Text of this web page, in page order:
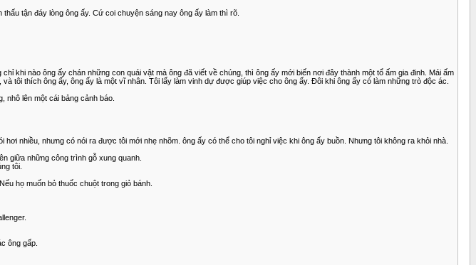
tận đáy lòng ông ấy. Cứ coi chuyện sáng nay ông ấy làm thì rõ.
khi nào ông ấy chán những con quái vật mà ông đã viết về chúng, thì ông ấy mới biến nơi đây thành một tổ ấm gia đinh. Mái ấm
thích ông ấy, ông ấy là một vĩ nhân. Tôi lấy làm vinh dự được giúp việc cho ông ấy. Đôi khi ông ấy có làm những trò độc ác.
nhô lên một cái bảng cảnh báo.
nhiều, nhưng có nói ra được tôi mới nhẹ nhõm. ông ấy có thể cho tôi nghỉ việc khi ông ấy buồn. Nhưng tôi không ra khỏi nhà.
giữa những công trình gỗ xung quanh.
tôi.
họ muốn bỏ thuốc chuột trong giỏ bánh.
ông gấp.